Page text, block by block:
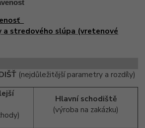
stredového slúpa (vretenové
(nejdůležitější parametry a rozdíly)
Hlavní schodiště
(výroba na zakázku)